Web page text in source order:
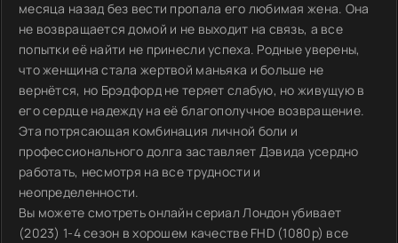
месяца назад без вести пропала его любимая жена. Она
не возвращается домой и не выходит на связь, а все
попытки её найти не принесли успеха. Родные уверены,
что женщина стала жертвой маньяка и больше не
вернётся, но Брэдфорд не теряет слабую, но живущую в
его сердце надежду на её благополучное возвращение.
Эта потрясающая комбинация личной боли и
профессионального долга заставляет Дэвида усердно
работать, несмотря на все трудности и
неопределенности.
Вы можете смотреть онлайн сериал Лондон убивает
(2023) 1-4 сезон в хорошем качестве FHD (1080p) все